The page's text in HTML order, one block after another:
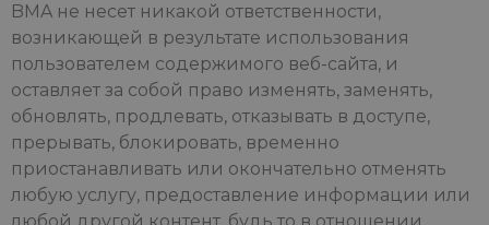
BMA не несет никакой ответственности,
возникающей в результате использования
пользователем содержимого веб-сайта, и
оставляет за собой право изменять, заменять,
обновлять, продлевать, отказывать в доступе,
прерывать, блокировать, временно
приостанавливать или окончательно отменять
любую услугу, предоставление информации или